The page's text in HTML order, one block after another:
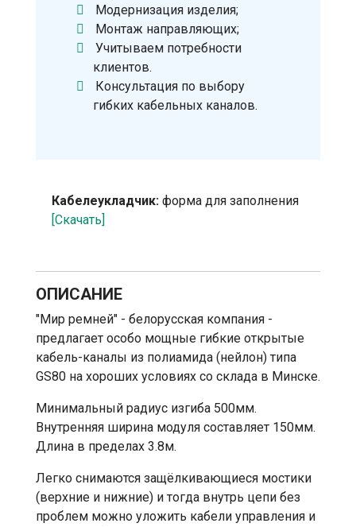
Модернизация изделия;
Монтаж направляющих;
Учитываем потребности
клиентов.
Консультация по выбору
гибких кабельных каналов.
Кабелеукладчик: форма для заполнения
[Скачать]
ОПИСАНИЕ
"Мир ремней" - белорусская компания -
предлагает особо мощные гибкие открытые
кабель-каналы из полиамида (нейлон) типа
GS80 на хороших условиях со склада в Минске.
Минимальный радиус изгиба 500мм.
Внутренняя ширина модуля составляет 150мм.
Длина в пределах 3.8м.
Легко снимаются защёлкивающиеся мостики
(верхние и нижние) и тогда внутрь цепи без
проблем можно уложить кабели управления и